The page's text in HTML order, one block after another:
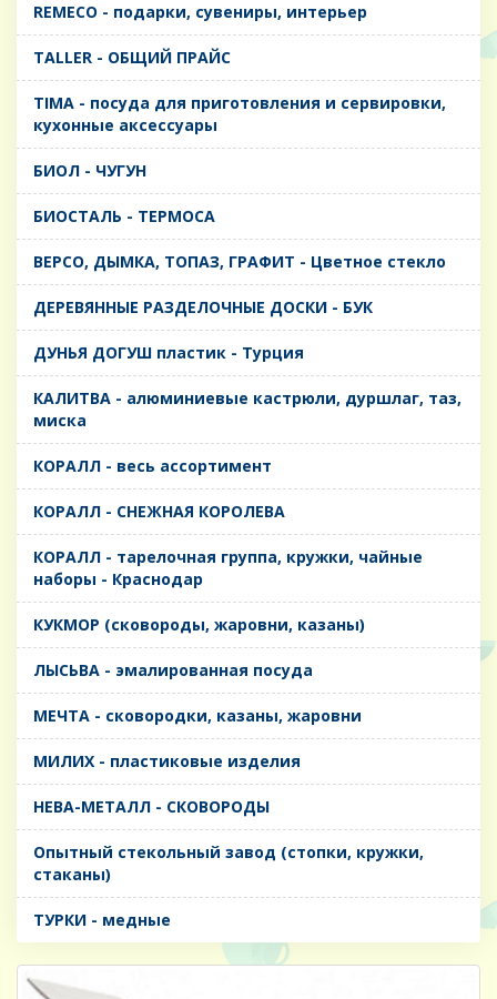
REMECO - подарки, сувениры, интерьер
TALLER - ОБЩИЙ ПРАЙС
TIMA - посуда для приготовления и сервировки,
кухонные аксессуары
БИОЛ - ЧУГУН
БИОСТАЛЬ - ТЕРМОСА
ВЕРСО, ДЫМКА, ТОПАЗ, ГРАФИТ - Цветное стекло
ДЕРЕВЯННЫЕ РАЗДЕЛОЧНЫЕ ДОСКИ - БУК
ДУНЬЯ ДОГУШ пластик - Турция
КАЛИТВА - алюминиевые кастрюли, дуршлаг, таз,
миска
КОРАЛЛ - весь ассортимент
КОРАЛЛ - СНЕЖНАЯ КОРОЛЕВА
КОРАЛЛ - тарелочная группа, кружки, чайные
наборы - Краснодар
КУКМОР (сковороды, жаровни, казаны)
ЛЫСЬВА - эмалированная посуда
МЕЧТА - сковородки, казаны, жаровни
МИЛИХ - пластиковые изделия
НЕВА-МЕТАЛЛ - СКОВОРОДЫ
Опытный стекольный завод (стопки, кружки,
стаканы)
ТУРКИ - медные